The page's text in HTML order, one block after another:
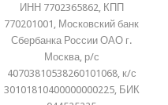
ИНН 7702365862, КПП
770201001, Московский банк
Сбербанка России ОАО г.
Москва, р/с
40703810538260101068, к/с
30101810400000000225, БИК